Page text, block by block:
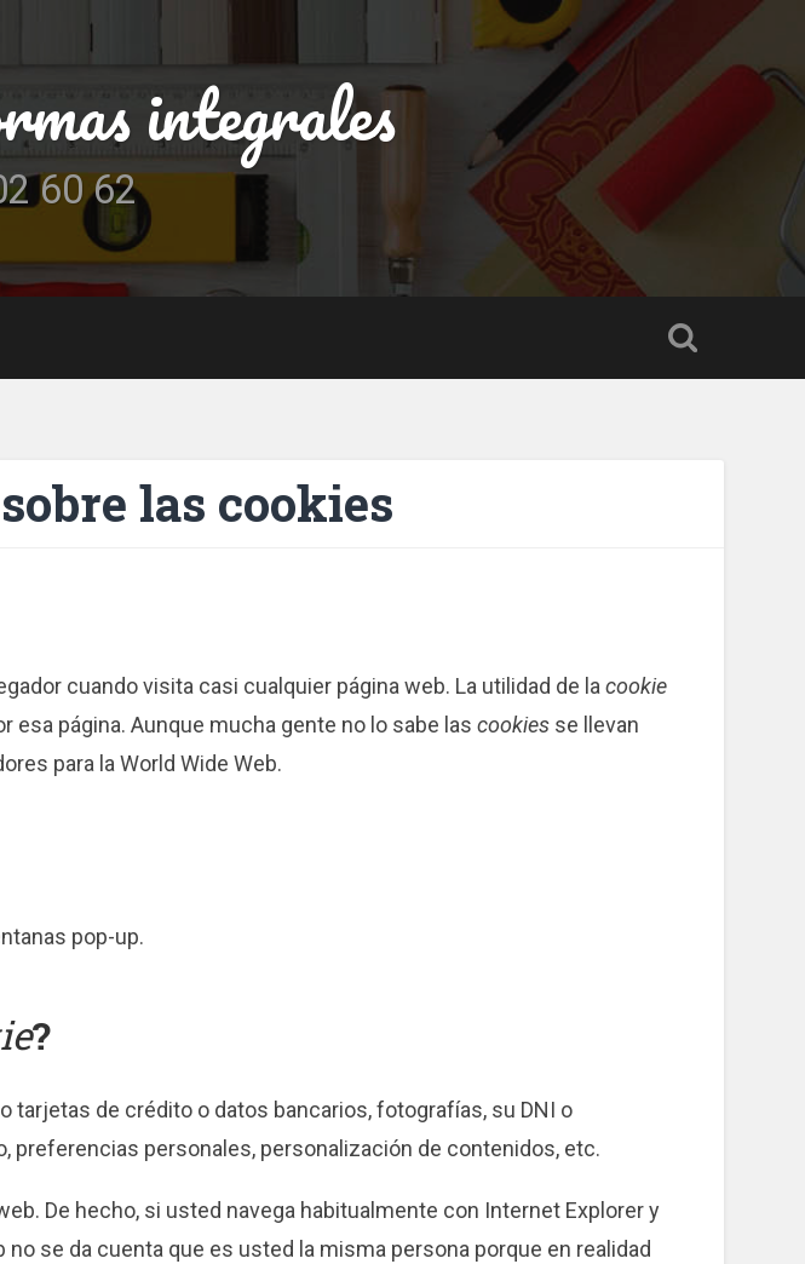
integrales
60 62
las cookies
cuando visita casi cualquier página web. La utilidad de lacookie
esa página. Aunque mucha gente no lo sabe lascookies se llevan
para la World Wide Web.
pop-up.
?
de crédito o datos bancarios, fotografías, su DNI o
preferencias personales, personalización de contenidos, etc.
De hecho, si usted navega habitualmente con Internet Explorer y
se da cuenta que es usted la misma persona porque en realidad